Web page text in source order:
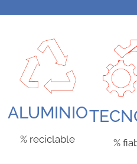
ALUMINIO
% reciclable %